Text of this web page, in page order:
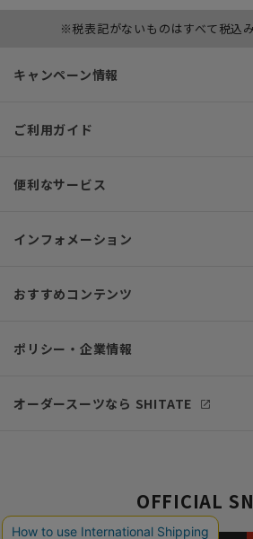
※税表記がないものはすべて税込
キャンペーン情報
ご利用ガイド
便利なサービス
インフォメーション
おすすめコンテンツ
ポリシー・企業情報
オーダースーツなら SHITATE
OFFICIAL